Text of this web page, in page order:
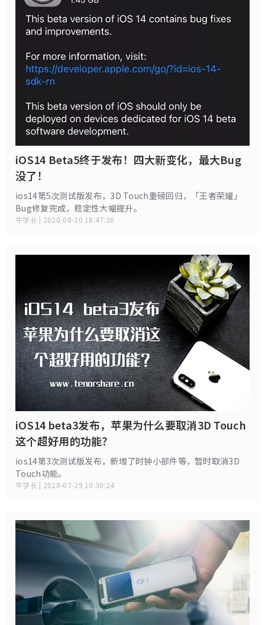
iOS14 Beta5终于发布！四大新变化，最大Bug
没了！
ios14第5次测试版发布，3D Touch重磅回归，「王者荣耀」
Bug修复完成，稳定性大幅提升。
牛学长 | 2020-08-20 18:47:36
iOS14 beta3发布，苹果为什么要取消3D Touch
这个超好用的功能？
ios14第3次测试版发布，新增了时钟小部件等，暂时取消3D
Touch功能。
牛学长 | 2020-07-29 10:30:24